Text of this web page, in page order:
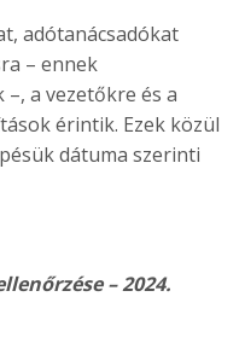
adótanácsadókat
– ennek
a vezetőkre és a
érintik. Ezek közül
dátuma szerinti
– 2024.